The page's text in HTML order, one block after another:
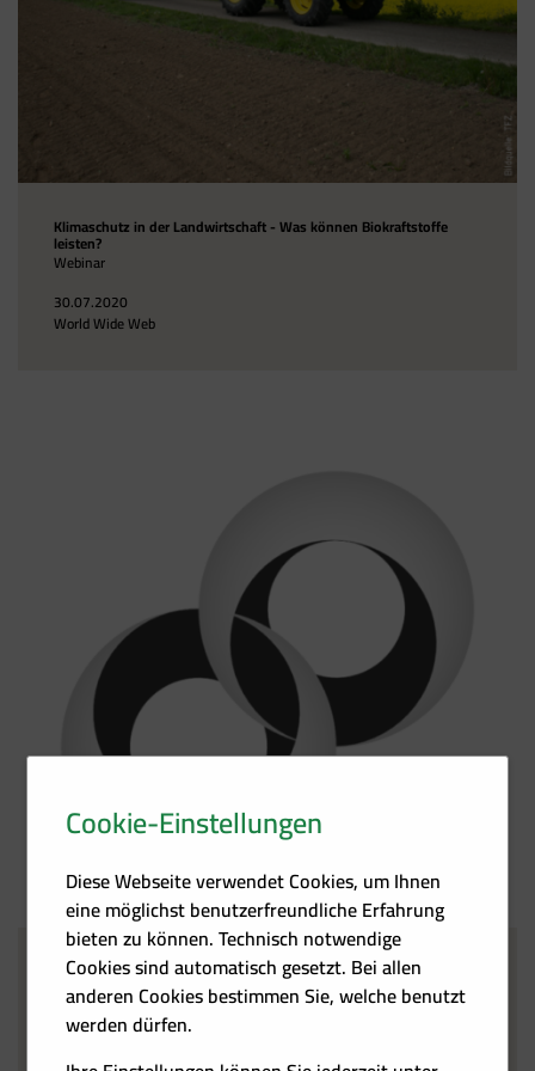
Klimaschutz in der Landwirtschaft - Was können Biokraftstoffe
leisten?
Webinar
30.07.2020
World Wide Web
Verkehrswende
Aktionstag
19.06.2020
Cookie-Einstellungen
Diese Webseite verwendet Cookies, um Ihnen
eine möglichst benutzerfreundliche Erfahrung
bieten zu können. Technisch notwendige
Cookies sind automatisch gesetzt. Bei allen
anderen Cookies bestimmen Sie, welche benutzt
werden dürfen.